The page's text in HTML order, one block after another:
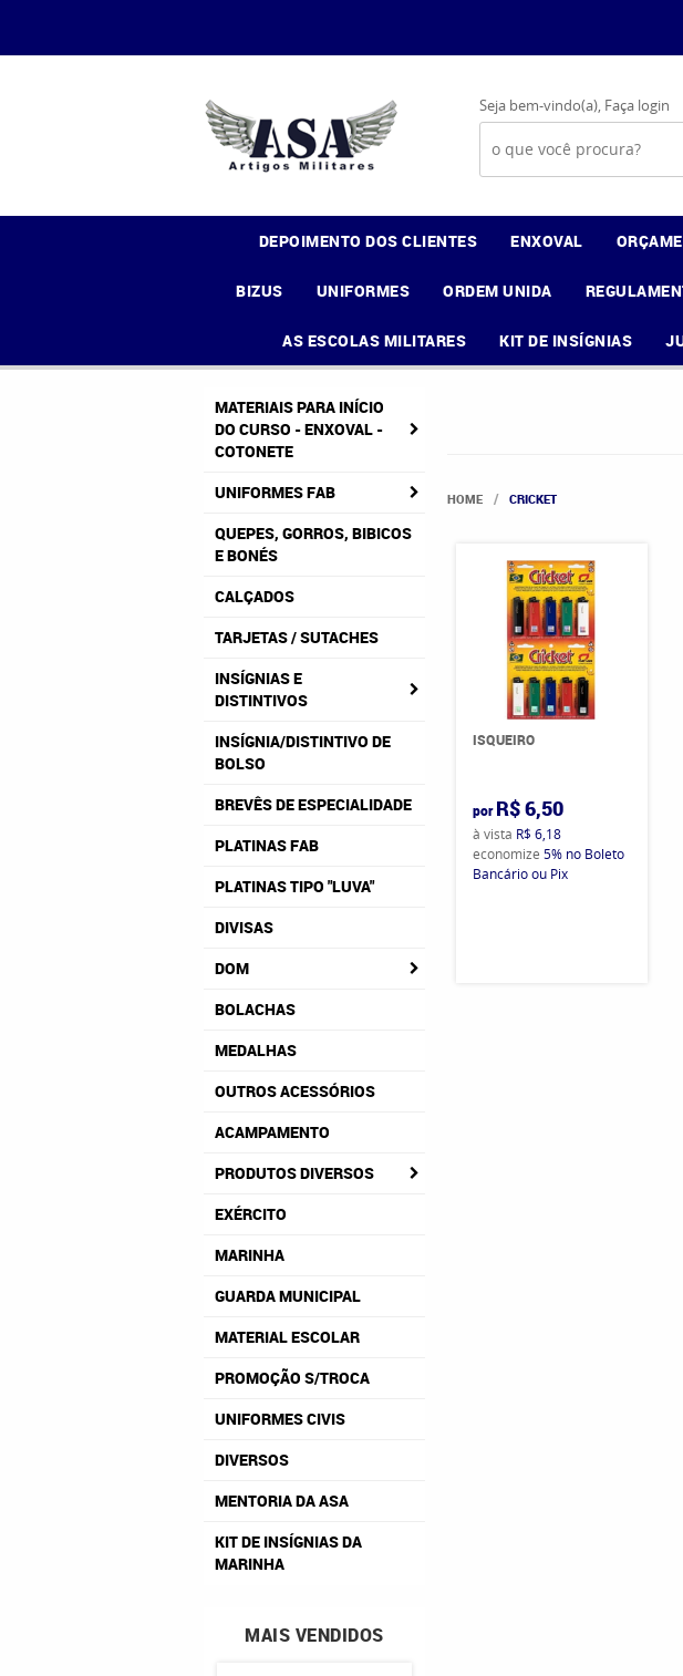
Seja bem-vindo(a), Faça login
DEPOIMENTO DOS CLIENTES ENXOVAL
BIZUS UNIFORMES ORDEM UNIDA
AS ESCOLAS MILITARES KIT DE INSÍGNIAS
MATERIAIS PARA INÍCIO
DO CURSO - ENXOVAL -
COTONETE
UNIFORMES FAB
QUEPES, GORROS, BIBICOS
E BONÉS
CALÇADOS
TARJETAS / SUTACHES
INSÍGNIAS E
DISTINTIVOS
INSÍGNIA/DISTINTIVO DE
BOLSO
BREVÊS DE ESPECIALIDADE
PLATINAS FAB
PLATINAS TIPO "LUVA"
DIVISAS
DOM
BOLACHAS
MEDALHAS
OUTROS ACESSÓRIOS
ACAMPAMENTO
PRODUTOS DIVERSOS
EXÉRCITO
MARINHA
GUARDA MUNICIPAL
MATERIAL ESCOLAR
PROMOÇÃO S/TROCA
UNIFORMES CIVIS
DIVERSOS
MENTORIA DA ASA
KIT DE INSÍGNIAS DA
MARINHA
MAIS VENDIDOS
HOME CRICKET
ISQUEIRO
por R$ 6,50
à vista R$ 6,18
economize 5% no Boleto
Bancário ou Pix